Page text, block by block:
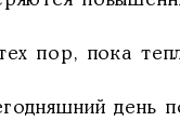
пор, пока
день